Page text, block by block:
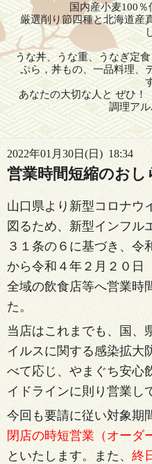
国内産小麦100
厳選削り節四種と北海道産
うな丼、うな重、うなぎ定
ぷら，丼もの、一品料理、
あなたの大切な人と ぜひ
調理ア
2022年01月30日(日) 18:34
営業時間短縮のおし
山口県より新型コロナウ
図るため、新型インフル
３１条の６に基づき、令
から令和４年２月２０日
全域の飲食店等へ営業時
た。
当店はこれまでも、国、
イルスに関する感染拡大
べて応じ、やまぐち安心
イドラインに則り営業し
今回も要請に従い対象期
閉店の時短営業（オーダ
といたします。また、 終